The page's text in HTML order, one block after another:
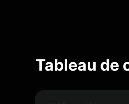
Tableau de